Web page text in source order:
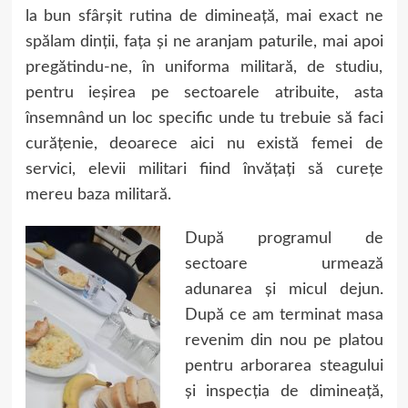
la bun sfârșit rutina de dimineață, mai exact ne
spălam dinții, fața și ne aranjam paturile, mai apoi
pregătindu-ne, în uniforma militară, de studiu,
pentru ieșirea pe sectoarele atribuite, asta
însemnând un loc specific unde tu trebuie să faci
curățenie, deoarece aici nu există femei de
servici, elevii militari fiind învățați să curețe
mereu baza militară.
După programul de
sectoare urmează
adunarea și micul dejun.
După ce am terminat masa
revenim din nou pe platou
pentru arborarea steagului
și inspecția de dimineață,